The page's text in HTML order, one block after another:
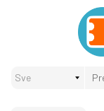
Računari